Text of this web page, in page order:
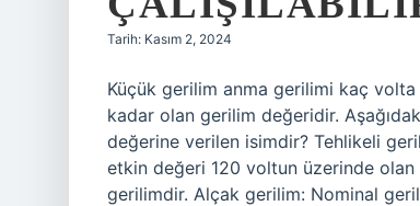
Tarih: Kasım 2, 2024
Küçük gerilim anma gerilimi kaç
kadar olan gerilim değeridir.
değerine verilen isimdir? Tehlikeli
etkin değeri 120 voltun üzerinde olan
gerilimdir. Alçak gerilim: Nominal